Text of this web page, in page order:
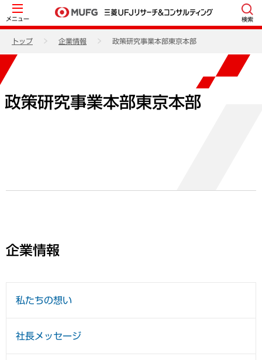
メニュー 検索
トップ 企業情報 政策研究事業本部東京本部
政策研究事業本部東京本部
企業情報
私たちの想い
社長メッセージ